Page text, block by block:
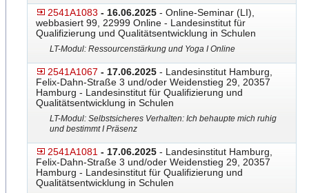
2541A1083 - 16.06.2025 - Online-Seminar (LI),
webbasiert 99, 22999 Online - Landesinstitut für
Qualifizierung und Qualitätsentwicklung in Schulen
LT-Modul: Ressourcenstärkung und Yoga I Online
2541A1067 - 17.06.2025 - Landesinstitut Hamburg,
Felix-Dahn-Straße 3 und/oder Weidenstieg 29, 20357
Hamburg - Landesinstitut für Qualifizierung und
Qualitätsentwicklung in Schulen
LT-Modul: Selbstsicheres Verhalten: Ich behaupte mich ruhig
und bestimmt I Präsenz
2541A1081 - 17.06.2025 - Landesinstitut Hamburg,
Felix-Dahn-Straße 3 und/oder Weidenstieg 29, 20357
Hamburg - Landesinstitut für Qualifizierung und
Qualitätsentwicklung in Schulen